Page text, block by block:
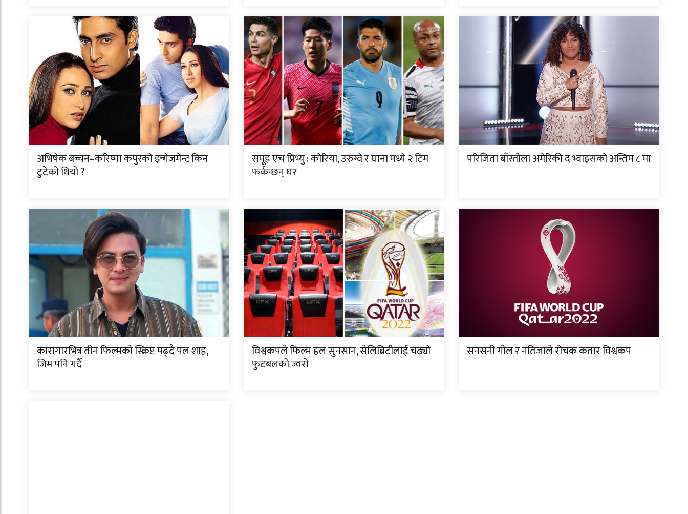
अभिषेक बच्चन–करिष्मा कपुरको इन्गेजमेन्ट किन
टुटेको थियो ?
समूह एच प्रिभ्यु : कोरिया, उरुग्वे र घाना मध्ये २ टिम
फर्कन्छन् घर
परिजिता बाँस्तोला अमेरिकी द भ्वाइसको अन्तिम ८ मा
कारागारभित्र तीन फिल्मको स्क्रिप्ट पढ्दै पल शाह,
जिम पनि गर्दै
विश्वकपले फिल्म हल सुनसान, सेलिब्रिटीलाई चढ्यो
फुटबलको ज्वरो
सनसनी गोल र नतिजाले रोचक कतार विश्वकप